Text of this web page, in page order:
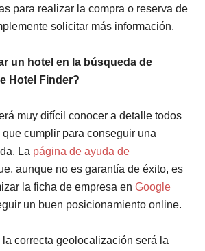
para realizar la compra o reserva de
solicitar más información.
un hotel en la búsqueda de
Hotel Finder?
muy difícil conocer a detalle todos
que cumplir para conseguir una
La página de ayuda de
aunque no es garantía de éxito, es
la ficha de empresa en Google
un buen posicionamiento online.
correcta geolocalización será la